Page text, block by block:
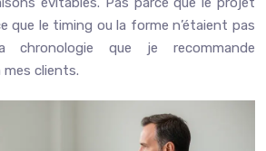
que le timing ou la forme n’étaient pas
chronologie que je recommande
clients.